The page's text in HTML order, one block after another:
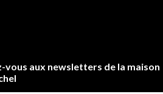
vous aux newsletters de la maison